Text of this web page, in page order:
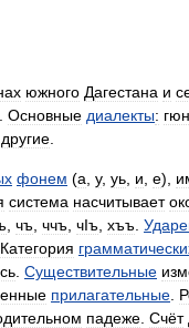
южного Дагестана и
Основные диалекты:
другие
фонем (а у, уь и е),
система насчитывает
чъ ччъ чӀъ хъъ
Категория
Существительные
прилагательные
падеже Счёт